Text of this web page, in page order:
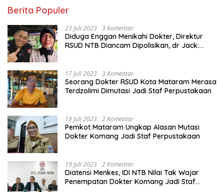
Berita Populer
23 Juli 2023 3 Komentar
Diduga Enggan Menikahi Dokter, Direktur
RSUD NTB Diancam Dipolisikan, dr Jack:
17 Juli 2023 3 Komentar
Seorang Dokter RSUD Kota Mataram Merasa
Terdzolimi Dimutasi Jadi Staf Perpustakaan
19 Juli 2023 2 Komentar
Pemkot Mataram Ungkap Alasan Mutasi
Dokter Komang Jadi Staf Perpustakaan
19 Juli 2023 2 Komentar
Diatensi Menkes, IDI NTB Nilai Tak Wajar
Penempatan Dokter Komang Jadi Staf